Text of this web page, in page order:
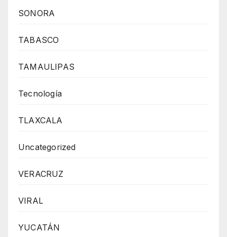
SONORA
TABASCO
TAMAULIPAS
Tecnología
TLAXCALA
Uncategorized
VERACRUZ
VIRAL
YUCATÁN